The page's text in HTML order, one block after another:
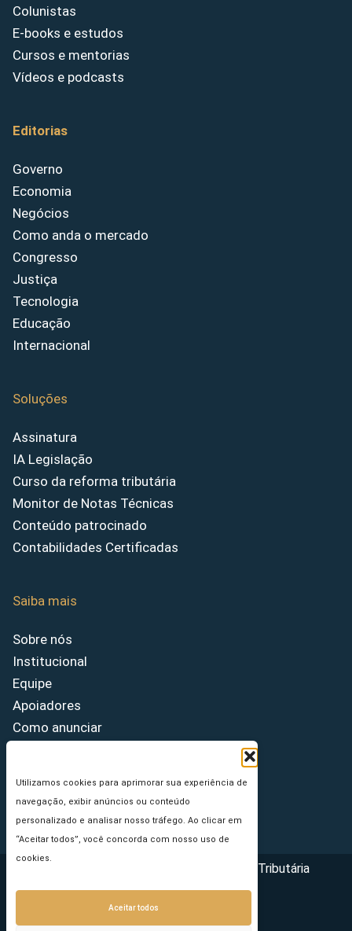
Utilizamos cookies para aprimorar sua experiência de
navegação, exibir anúncios ou conteúdo
personalizado e analisar nosso tráfego. Ao clicar em
“Aceitar todos”, você concorda com nosso uso de
cookies.
Aceitar todos
Colunistas
E-books e estudos
Cursos e mentorias
Vídeos e podcasts
Editorias
Governo
Economia
Negócios
Como anda o mercado
Congresso
Justiça
Tecnologia
Educação
Internacional
Soluções
Assinatura
IA Legislação
Curso da reforma tributária
Monitor de Notas Técnicas
Conteúdo patrocinado
Contabilidades Certificadas
Saiba mais
Sobre nós
Institucional
Equipe
Apoiadores
Como anunciar
Princípios Editoriais
Copyright © 2026 - Portal da Reforma Tributária